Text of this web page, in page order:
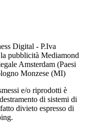
Digital - P.Iva
pubblicità Mediamond
Amsterdam (Paesi
Monzese (MI)
e/o riprodotti è
di sistemi di
divieto espresso di